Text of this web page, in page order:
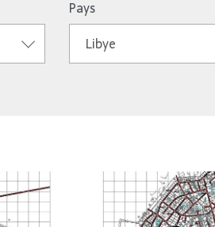
Pays
Libye